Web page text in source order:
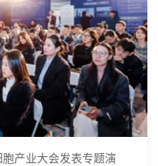
产业大会发表专题演